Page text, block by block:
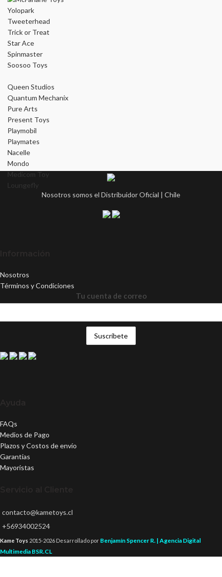
Yolopark
Tweeterhead
Trick or Treat
Star Ace
Spinmaster
Soosoo Toys
Queen Studios
Quantum Mechanix
Pure Arts
Present Toys
Playmobil
Playmates
Nacelle
Mondo
Medicom Toy
Loungefly
Nosotros somos el Distribuidor Oficial | Chile
Nosotros
Términos y Condiciones
Tu cuenta de correo
FAQs
Medios de Pago
Plazos y Costos de envío
Garantías
Mayoristas
contacto@kametoys.cl
+56934002524
Kame Toys 2015-2026 Desarrollado por Benjamín Spencer R. | Agencia Digital
Multimedia BSR.CL